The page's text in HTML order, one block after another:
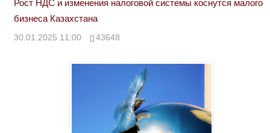
Рост НДС и изменения налоговой системы коснутся малого
бизнеса Казахстана
30.01.2025 11:00 43648